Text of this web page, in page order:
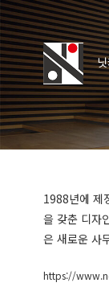
1988년에 제
을 갖춘 디자
은 새로운 사
https://